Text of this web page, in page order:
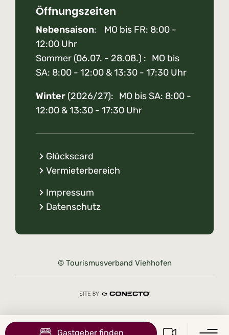
Gastgeber finden
Öffnungszeiten
Nebensaison: MO bis FR: 8:00 -
12:00 Uhr
Sommer (06.07. - 28.08.) : MO bis
SA: 8:00 - 12:00 & 13:30 - 17:30 Uhr
Winter (2026/27): MO bis SA: 8:00 -
12:00 & 13:30 - 17:30 Uhr
Glückscard
Vermieterbereich
Impressum
Datenschutz
© Tourismusverband Viehhofen